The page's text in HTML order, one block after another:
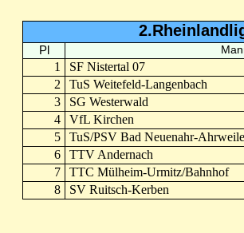
Pl
1 SF Nistertal 07
2
TuS Weitefeld-Langenbach
3
SG Westerwald
4
VfL Kirchen
5
TuS/PSV Bad Neuenahr-
6
TTV Andernach
7
TTC Mülheim-Urmitz/Bahnhof
8
SV Ruitsch-Kerben